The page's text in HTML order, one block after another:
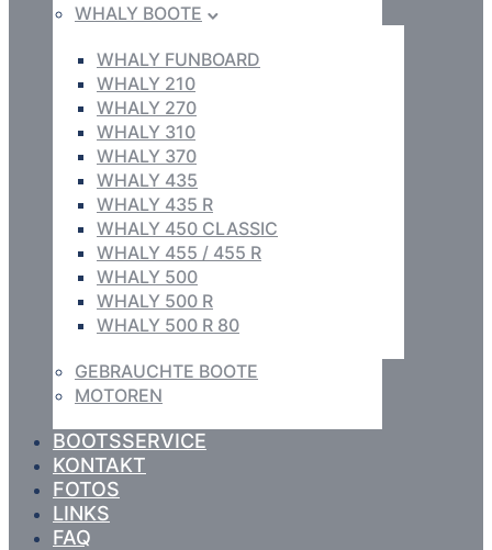
WHALY BOOTE
WHALY FUNBOARD
WHALY 210
WHALY 270
WHALY 310
WHALY 370
WHALY 435
WHALY 435 R
WHALY 450 CLASSIC
WHALY 455 / 455 R
WHALY 500
WHALY 500 R
WHALY 500 R 80
GEBRAUCHTE BOOTE
MOTOREN
BOOTSSERVICE
KONTAKT
FOTOS
LINKS
FAQ